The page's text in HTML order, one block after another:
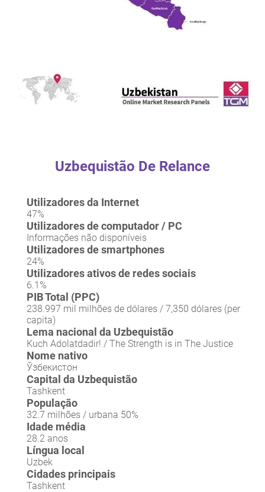
Uzbequistão De Relance
Utilizadores da Internet
47%
Utilizadores de computador / PC
Informações não disponíveis
Utilizadores de smartphones
24%
Utilizadores ativos de redes sociais
6.1%
PIB Total (PPC)
238.997 mil milhões de dólares / 7,350 dólares (per
capita)
Lema nacional da Uzbequistão
Kuch Adolatdadir! / The Strength is in The Justice
Nome nativo
Ўзбекистон
Capital da Uzbequistão
Tashkent
População
32.7 milhões / urbana 50%
Idade média
28.2 anos
Língua local
Uzbek
Cidades principais
Tashkent